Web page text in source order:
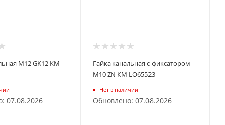
М12 GK12 КМ
07.08.2026
Гайка канальная с фиксатором
М10 ZN КМ LO65523
Нет в наличии
Обновлено: 07.08.2026